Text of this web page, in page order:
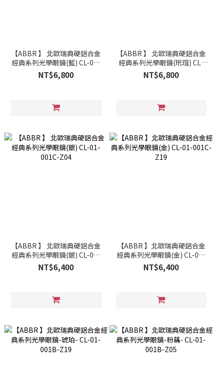
【ABBR 】 北歐瑞典硬鋁合金
經典系列光學眼鏡(藍) CL-01-
002-C13
NT$6,800
【ABBR 】 北歐瑞典硬鋁合金
經典系列光學眼鏡(玳瑁) CL-
01-002-C20
NT$6,800
【ABBR 】 北歐瑞典硬鋁合金
經典系列光學眼鏡(銀) CL-01-
001C-Z04
NT$6,400
【ABBR 】北歐瑞典硬鋁合金
經典系列光學眼鏡(金) CL-01-
001C-Z19
NT$6,400